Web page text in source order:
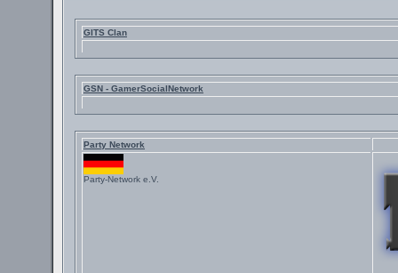
GITS Clan
GSN - GamerSocialNetwork
Party Network
Party-Network e.V.